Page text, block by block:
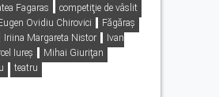
Fagaras
competiţie de vâslit
Eugen Ovidiu Chirovici
Făgăraş
Iriina Margareta Nistor
Ivan
Iureș
Mihai Giuriţan
teatru